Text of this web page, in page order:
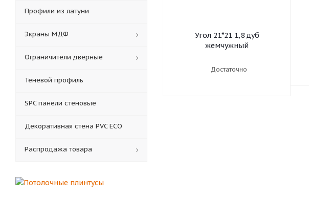
Угол 21*21 1,8 дуб
жемчужный
Достаточно
Профили из латуни
Экраны МДФ
Ограничители дверные
Теневой профиль
SPC панели стеновые
Декоративная стена PVC ECO
Распродажа товара